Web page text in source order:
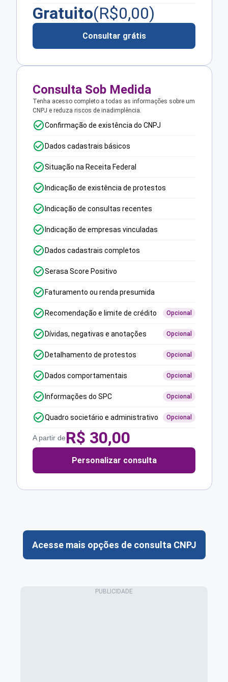
Gratuito(R$0,00)
Consultar grátis
Consulta Sob Medida
Tenha acesso completo a todas as informações sobre um
CNPJ e reduza riscos de inadimplência.
Confirmação de existência do CNPJ
Dados cadastrais básicos
Situação na Receita Federal
Indicação de existência de protestos
Indicação de consultas recentes
Indicação de empresas vinculadas
Dados cadastrais completos
Serasa Score Positivo
Faturamento ou renda presumida
Recomendação e limite de crédito Opcional
Dívidas, negativas e anotações Opcional
Detalhamento de protestos Opcional
Dados comportamentais Opcional
Informações do SPC Opcional
Quadro societário e administrativo Opcional
A partir deR$ 30,00
Personalizar consulta
Acesse mais opções de consulta CNPJ